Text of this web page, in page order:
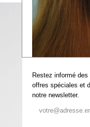
Restez informé
offres spéciales et
notre newsletter.
d'information